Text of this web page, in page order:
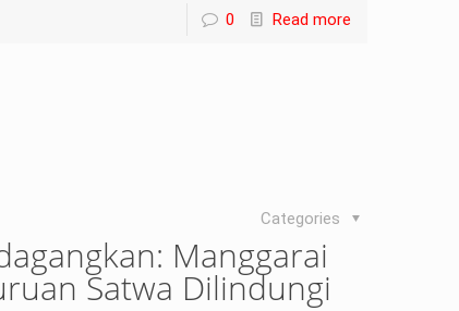
0 Read more
Categories
Manggarai
Satwa Dilindungi